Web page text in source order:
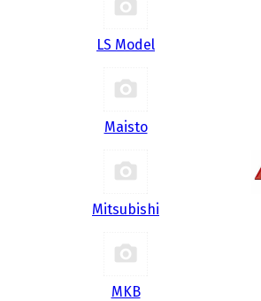
LS Model
Maisto
Mitsubishi
MKB